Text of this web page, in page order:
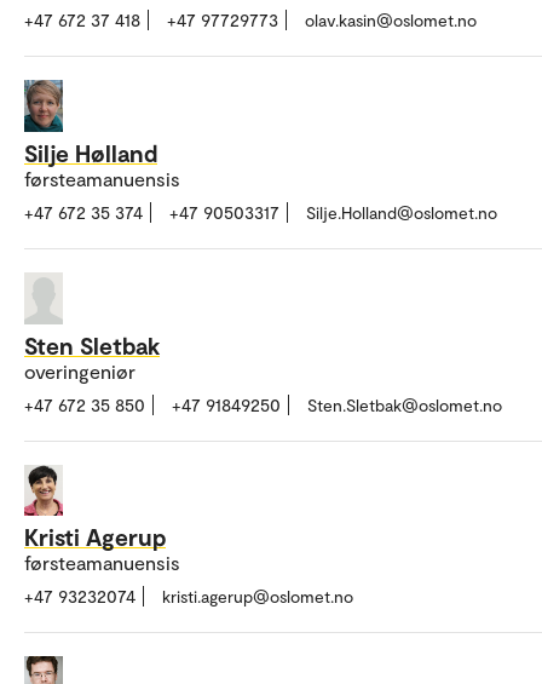
+47 672 37 418 +47 97729773 olav.kasin@oslomet.no
Silje Hølland
førsteamanuensis
+47 672 35 374 +47 90503317 Silje.Holland@oslomet.no
Sten Sletbak
overingeniør
+47 672 35 850 +47 91849250 Sten.Sletbak@oslomet.no
Kristi Agerup
førsteamanuensis
+47 93232074 kristi.agerup@oslomet.no